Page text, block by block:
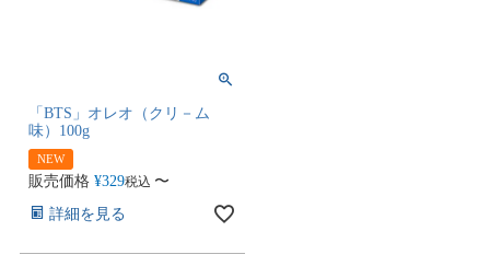
「BTS」オレオ（クリ－ム
味）100g
NEW
販売価格 ¥329税込 〜
詳細を見る